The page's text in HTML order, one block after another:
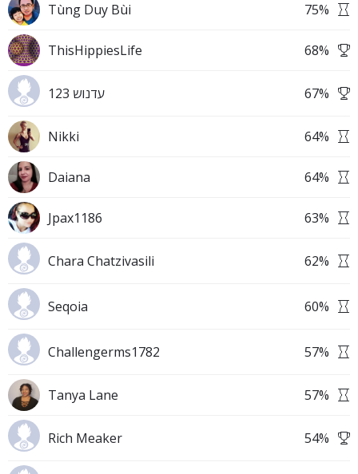
Tùng Duy Bùi 75%
ThisHippiesLife 68%
עדנוש 123 67%
Nikki 64%
Daiana 64%
Jpax1186 63%
Chara Chatzivasili 62%
Seqoia 60%
Challengerms1782 57%
Tanya Lane 57%
Rich Meaker 54%